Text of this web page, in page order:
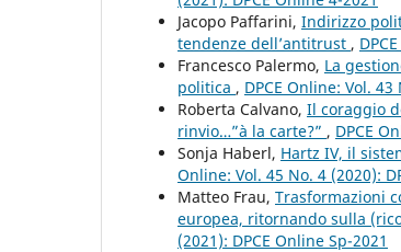
Jacopo Paffarini, Indirizzo
tendenze dell’antitrust ,
Francesco Palermo, La
politica , DPCE Online: Vol.
Roberta Calvano, Il coraggio
rinvio…”à la carte?” , DPCE
Sonja Haberl, Hartz IV, il
Online: Vol. 45 No. 4 (2020):
Matteo Frau, Trasformazioni
europea, ritornando sulla
(2021): DPCE Online Sp-2021